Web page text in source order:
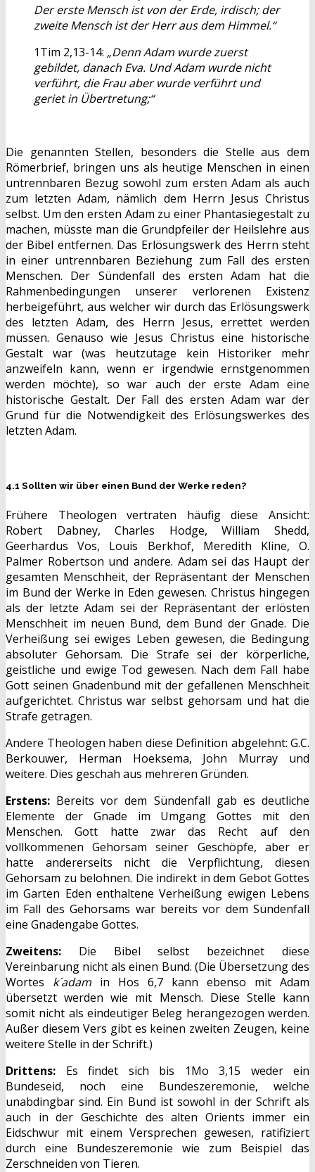
Der erste Mensch ist von der Erde, irdisch; der
zweite Mensch ist der Herr aus dem Himmel.“
1Tim 2,13-14: „Denn Adam wurde zuerst
gebildet, danach Eva. Und Adam wurde nicht
verführt, die Frau aber wurde verführt und
geriet in Übertretung;“
Die genannten Stellen, besonders die Stelle aus dem
Römerbrief, bringen uns als heutige Menschen in einen
untrennbaren Bezug sowohl zum ersten Adam als auch
zum letzten Adam, nämlich dem Herrn Jesus Christus
selbst. Um den ersten Adam zu einer Phantasiegestalt zu
machen, müsste man die Grundpfeiler der Heilslehre aus
der Bibel entfernen. Das Erlösungswerk des Herrn steht
in einer untrennbaren Beziehung zum Fall des ersten
Menschen. Der Sündenfall des ersten Adam hat die
Rahmenbedingungen unserer verlorenen Existenz
herbeigeführt, aus welcher wir durch das Erlösungswerk
des letzten Adam, des Herrn Jesus, errettet werden
müssen. Genauso wie Jesus Christus eine historische
Gestalt war (was heutzutage kein Historiker mehr
anzweifeln kann, wenn er irgendwie ernstgenommen
werden möchte), so war auch der erste Adam eine
historische Gestalt. Der Fall des ersten Adam war der
Grund für die Notwendigkeit des Erlösungswerkes des
letzten Adam.
4.1 Sollten wir über einen Bund der Werke reden?
Frühere Theologen vertraten häufig diese Ansicht:
Robert Dabney, Charles Hodge, William Shedd,
Geerhardus Vos, Louis Berkhof, Meredith Kline, O.
Palmer Robertson und andere. Adam sei das Haupt der
gesamten Menschheit, der Repräsentant der Menschen
im Bund der Werke in Eden gewesen. Christus hingegen
als der letzte Adam sei der Repräsentant der erlösten
Menschheit im neuen Bund, dem Bund der Gnade. Die
Verheißung sei ewiges Leben gewesen, die Bedingung
absoluter Gehorsam. Die Strafe sei der körperliche,
geistliche und ewige Tod gewesen. Nach dem Fall habe
Gott seinen Gnadenbund mit der gefallenen Menschheit
aufgerichtet. Christus war selbst gehorsam und hat die
Strafe getragen.
Andere Theologen haben diese Definition abgelehnt: G.C.
Berkouwer, Herman Hoeksema, John Murray und
weitere. Dies geschah aus mehreren Gründen.
Erstens: Bereits vor dem Sündenfall gab es deutliche
Elemente der Gnade im Umgang Gottes mit den
Menschen. Gott hatte zwar das Recht auf den
vollkommenen Gehorsam seiner Geschöpfe, aber er
hatte andererseits nicht die Verpflichtung, diesen
Gehorsam zu belohnen. Die indirekt in dem Gebot Gottes
im Garten Eden enthaltene Verheißung ewigen Lebens
im Fall des Gehorsams war bereits vor dem Sündenfall
eine Gnadengabe Gottes.
Zweitens: Die Bibel selbst bezeichnet diese
Vereinbarung nicht als einen Bund. (Die Übersetzung des
Wortes k´adam in Hos 6,7 kann ebenso mit Adam
übersetzt werden wie mit Mensch. Diese Stelle kann
somit nicht als eindeutiger Beleg herangezogen werden.
Außer diesem Vers gibt es keinen zweiten Zeugen, keine
weitere Stelle in der Schrift.)
Drittens: Es findet sich bis 1Mo 3,15 weder ein
Bundeseid, noch eine Bundeszeremonie, welche
unabdingbar sind. Ein Bund ist sowohl in der Schrift als
auch in der Geschichte des alten Orients immer ein
Eidschwur mit einem Versprechen gewesen, ratifiziert
durch eine Bundeszeremonie wie zum Beispiel das
Zerschneiden von Tieren.